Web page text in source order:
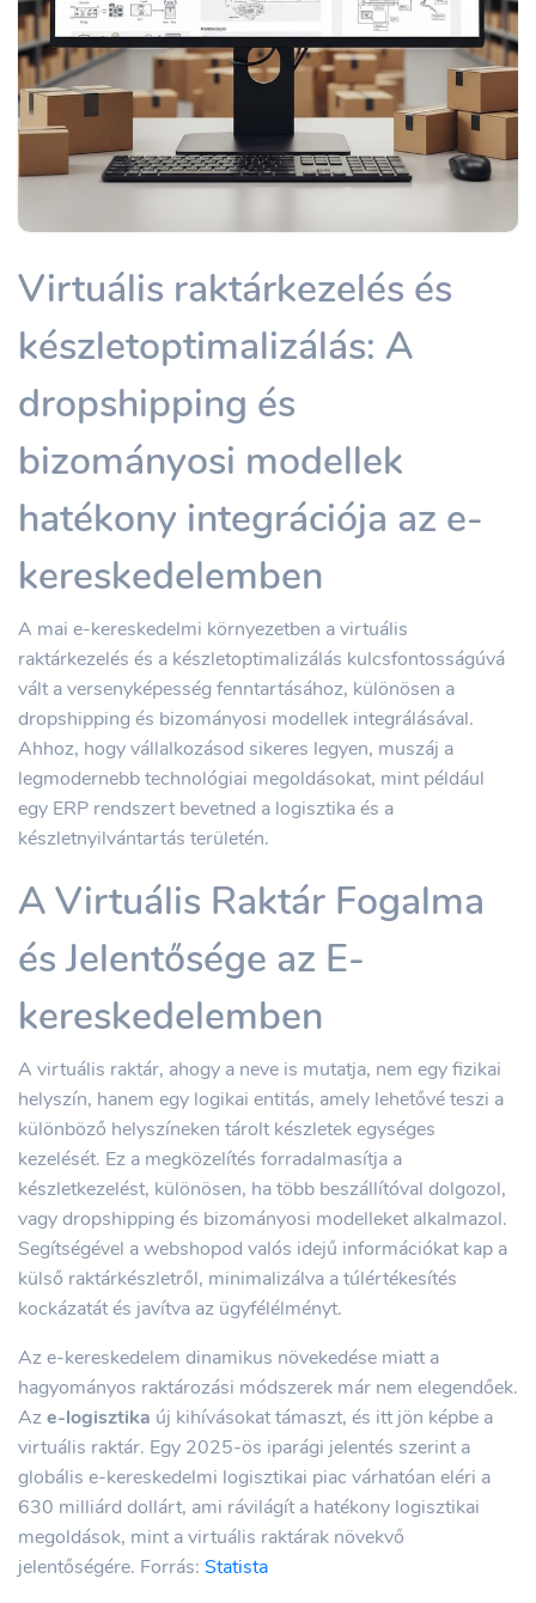
Virtuális raktárkezelés és
készletoptimalizálás: A
dropshipping és
bizományosi modellek
hatékony integrációja az e-
kereskedelemben
A mai e-kereskedelmi környezetben a virtuális
raktárkezelés és a készletoptimalizálás kulcsfontosságúvá
vált a versenyképesség fenntartásához, különösen a
dropshipping és bizományosi modellek integrálásával.
Ahhoz, hogy vállalkozásod sikeres legyen, muszáj a
legmodernebb technológiai megoldásokat, mint például
egy ERP rendszert bevetned a logisztika és a
készletnyilvántartás területén.
A Virtuális Raktár Fogalma
és Jelentősége az E-
kereskedelemben
A virtuális raktár, ahogy a neve is mutatja, nem egy fizikai
helyszín, hanem egy logikai entitás, amely lehetővé teszi a
különböző helyszíneken tárolt készletek egységes
kezelését. Ez a megközelítés forradalmasítja a
készletkezelést, különösen, ha több beszállítóval dolgozol,
vagy dropshipping és bizományosi modelleket alkalmazol.
Segítségével a webshopod valós idejű információkat kap a
külső raktárkészletről, minimalizálva a túlértékesítés
kockázatát és javítva az ügyfélélményt.
Az e-kereskedelem dinamikus növekedése miatt a
hagyományos raktározási módszerek már nem elegendőek.
Aze-logisztika új kihívásokat támaszt, és itt jön képbe a
virtuális raktár. Egy 2025-ös iparági jelentés szerint a
globális e-kereskedelmi logisztikai piac várhatóan eléri a
630 milliárd dollárt, ami rávilágít a hatékony logisztikai
megoldások, mint a virtuális raktárak növekvő
jelentőségére. Forrás: Statista